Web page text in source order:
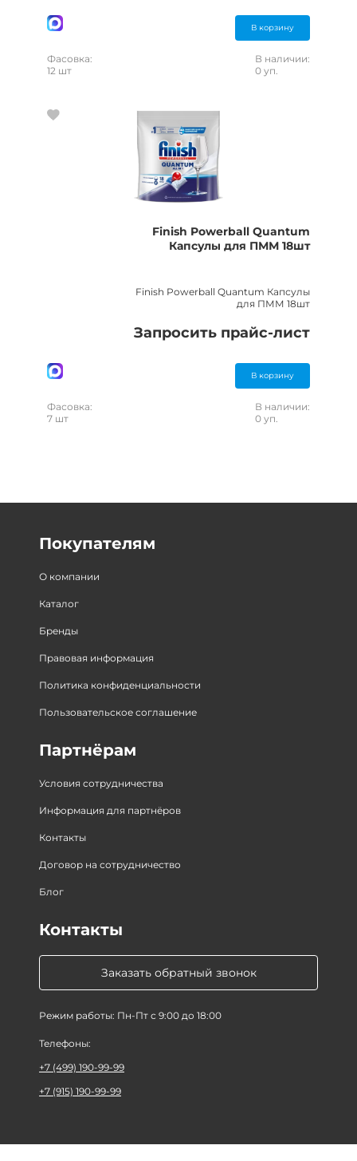
В корзину
Фасовка:
12 шт
В наличии:
0 уп.
Finish Powerball Quantum
Капсулы для ПММ 18шт
Finish Powerball Quantum Капсулы
для ПММ 18шт
Запросить прайс-лист
В корзину
Фасовка:
7 шт
В наличии:
0 уп.
Покупателям
О компании
Каталог
Бренды
Правовая информация
Политика конфиденциальности
Пользовательское соглашение
Партнёрам
Условия сотрудничества
Информация для партнёров
Контакты
Договор на сотрудничество
Блог
Заказать обратный звонок
Режим работы: Пн-Пт с 9:00 до 18:00
Контакты
Телефоны:
+7 (499) 190-99-99
+7 (915) 190-99-99